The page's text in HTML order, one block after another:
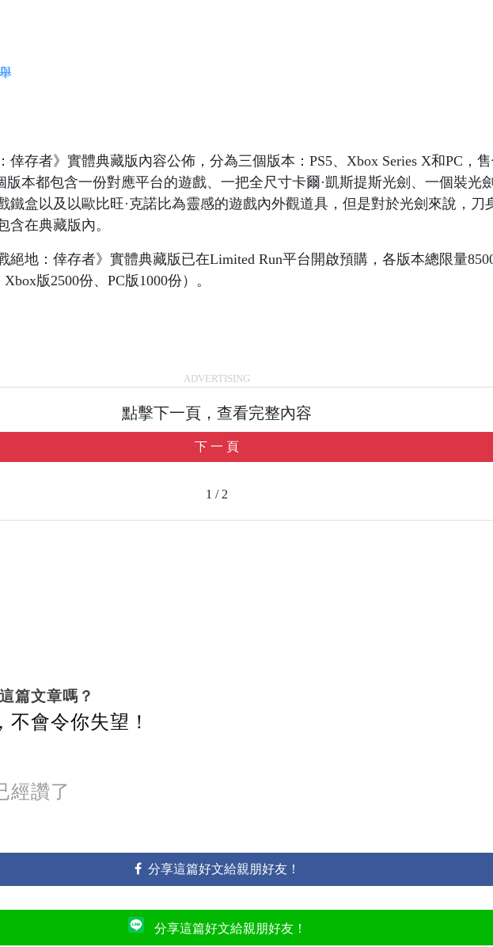
倖存者》實體典藏版內容公佈，分為三個版本：PS5、Xbox Series X和PC，
版本都包含一份對應平台的遊戲、一把全尺寸卡爾·凱斯提斯光劍、一個裝光
鐵盒以及以歐比旺·克諾比為靈感的遊戲內外觀道具，但是對於光劍來說，刀
含在典藏版內。
絕地：倖存者》實體典藏版已在Limited Run平台開啟預購，各版本總限量
Xbox版2500份、PC版1000份）。
ADVERTISING
點擊下一頁，查看完整內容
下 一 頁
1 / 2
篇文章嗎？
不會令你失望！
經讚了
分享這篇好文給親朋好友！
分享這篇好文給親朋好友！